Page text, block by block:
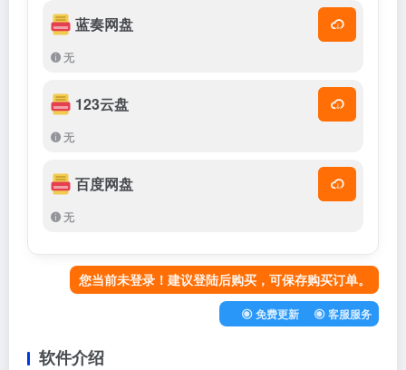
蓝奏网盘
无
123云盘
无
百度网盘
无
您当前未登录！建议登陆后购买，可保存购买订单。
免费更新 客服服务
软件介绍